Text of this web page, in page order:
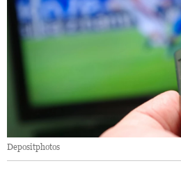
Depositphotos